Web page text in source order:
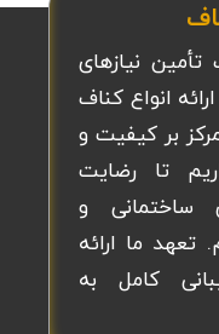
نیازهای
انواع کناف
بر کیفیت و
تا رضایت
ساختمانی و
تعهد ما ارائه
کامل به